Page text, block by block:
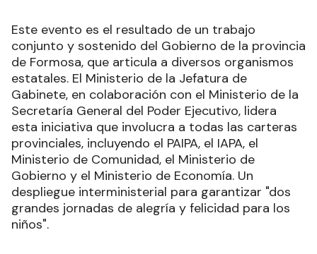
Este evento es el resultado de un trabajo
conjunto y sostenido del Gobierno de la provincia
de Formosa, que articula a diversos organismos
estatales. El Ministerio de la Jefatura de
Gabinete, en colaboración con el Ministerio de la
Secretaría General del Poder Ejecutivo, lidera
esta iniciativa que involucra a todas las carteras
provinciales, incluyendo el PAIPA, el IAPA, el
Ministerio de Comunidad, el Ministerio de
Gobierno y el Ministerio de Economía. Un
despliegue interministerial para garantizar "dos
grandes jornadas de alegría y felicidad para los
niños".